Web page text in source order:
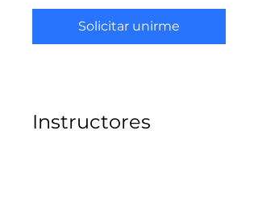
Solicitar unirme
Instructores